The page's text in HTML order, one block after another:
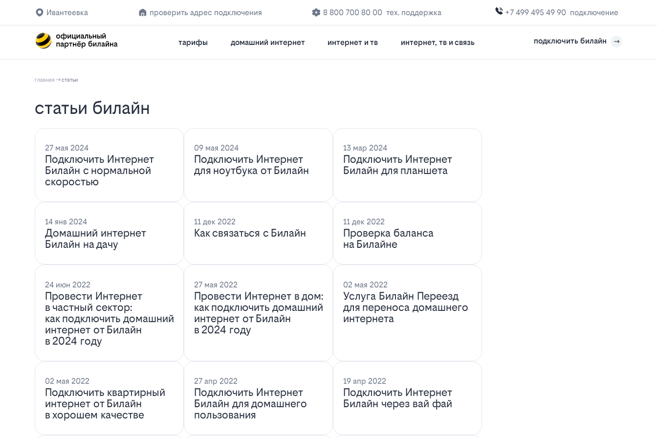
Ивантеевка проверить адрес подключения 8 800 700 80 00 тех. поддержка +7 499 495 49 90 подключение
тарифы домашний интернет интернет и тв интернет, тв и связь подключить билайн
главная статьи
статьи билайн
27 мая 2024
Подключить Интернет
Билайн с нормальной
скоростью
09 мая 2024
Подключить Интернет
для ноутбука от Билайн
13 мар 2024
Подключить Интернет
Билайн для планшета
14 янв 2024
Домашний интернет
Билайн на дачу
11 дек 2022
Как связаться с Билайн
11 дек 2022
Проверка баланса
на Билайне
24 июн 2022
Провести Интернет
в частный сектор:
как подключить домашний
интернет от Билайн
в 2024 году
27 мая 2022
Провести Интернет в дом:
как подключить домашний
интернет от Билайн
в 2024 году
02 мая 2022
Услуга Билайн Переезд
для переноса домашнего
интернета
02 мая 2022
Подключить квартирный
интернет от Билайн
в хорошем качестве
27 апр 2022
Подключить Интернет
Билайн для домашнего
пользования
19 апр 2022
Подключить Интернет
Билайн через вай фай